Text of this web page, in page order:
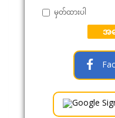
မှတ်ထားပါ
အ